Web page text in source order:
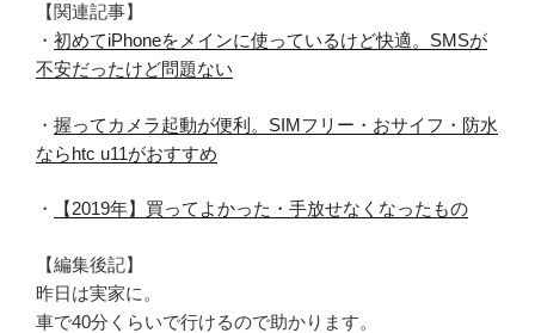
【関連記事】
・ 初めてiPhoneをメインに使っているけど快適。SMSが
不安だったけど問題ない
・ 握ってカメラ起動が便利。SIMフリー・おサイフ・防水
ならhtc u11がおすすめ
・ 【2019年】買ってよかった・手放せなくなったもの
【編集後記】
昨日は実家に。
車で40分くらいで行けるので助かります。